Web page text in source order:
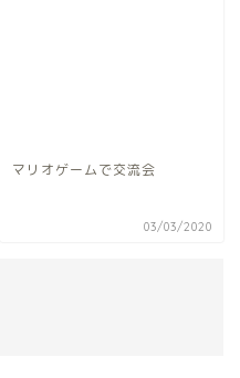
マリオゲームで交流会
03/03/2020